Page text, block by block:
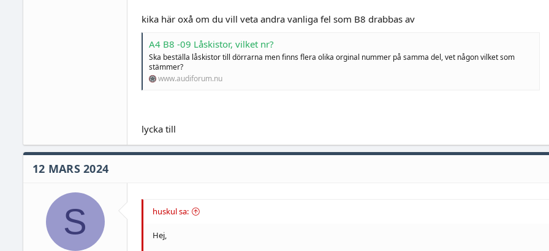
kika här oxå om du vill veta andra vanliga fel som B8 drabbas av
A4 B8 -09 Låskistor, vilket nr?
Ska beställa låskistor till dörrarna men finns flera olika orginal nummer på samma del, vet någon vilket som
stämmer?
www.audiforum.nu
lycka till
12 MARS 2024
S huskul sa:
Hej,